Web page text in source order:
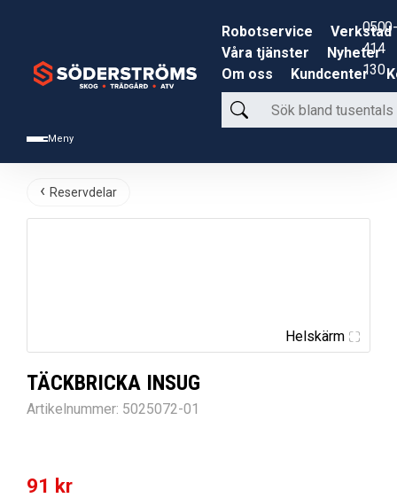
Meny
Robotservice
Verkstad
Våra tjänster
Nyheter
Om oss
Kundcenter
Sök
bland
produkter
0500-
414
130
Reservdelar
Helskärm
TÄCKBRICKA INSUG
Artikelnummer: 5025072-01
91 kr